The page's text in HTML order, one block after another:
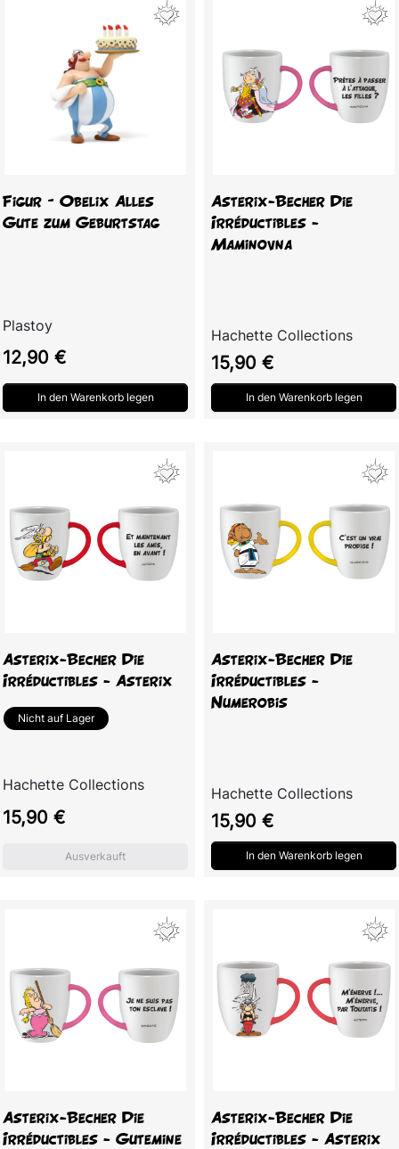
Figur – Obelix Alles
Gute zum Geburtstag
Plastoy
Preis
12,90 €
In den Warenkorb legen
Asterix-Becher Die
Irréductibles -
Maminovna
Hachette Collections
Preis
15,90 €
In den Warenkorb legen
Asterix-Becher Die
Irréductibles - Asterix
Nicht auf Lager
Hachette Collections
Preis
15,90 €
Ausverkauft
Asterix-Becher Die
Irréductibles -
Numerobis
Hachette Collections
Preis
15,90 €
In den Warenkorb legen
Asterix-Becher Die
Irréductibles - Gutemine
Asterix-Becher Die
Irréductibles - Asterix